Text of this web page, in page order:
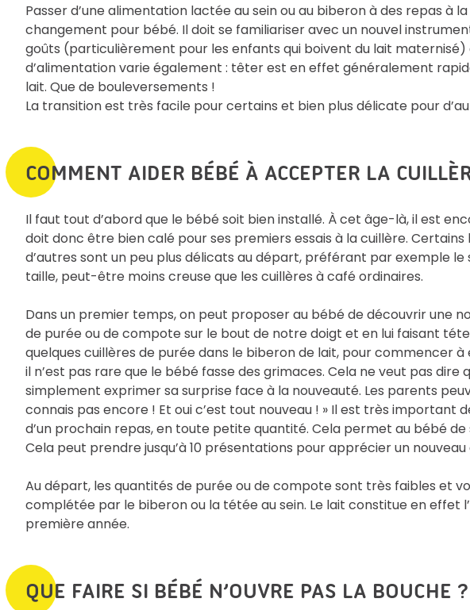
Passer d’une alimentation lactée au sein ou au biberon à des repas à
changement pour bébé. Il doit se familiariser avec un nouvel
goûts (particulièrement pour les enfants qui boivent du lait
d’alimentation varie également : têter est en effet généralement
lait. Que de bouleversements !
La transition est très facile pour certains et bien plus délicate pour
COMMENT AIDER BÉBÉ À ACCEPTER LA
Il faut tout d’abord que le bébé soit bien installé. À cet âge-là, il est
doit donc être bien calé pour ses premiers essais à la cuillère.
d’autres sont un peu plus délicats au départ, préférant par exemple
taille, peut-être moins creuse que les cuillères à café ordinaires.
Dans un premier temps, on peut proposer au bébé de découvrir une
de purée ou de compote sur le bout de notre doigt et en lui faisant
quelques cuillères de purée dans le biberon de lait, pour commencer
il n’est pas rare que le bébé fasse des grimaces. Cela ne veut pas dire
simplement exprimer sa surprise face à la nouveauté. Les parents
connais pas encore ! Et oui c’est tout nouveau ! » Il est très important
d’un prochain repas, en toute petite quantité. Cela permet au bébé
Cela peut prendre jusqu’à 10 présentations pour apprécier un
Au départ, les quantités de purée ou de compote sont très faibles et
complétée par le biberon ou la tétée au sein. Le lait constitue en effet
première année.
QUE FAIRE SI BÉBÉ N’OUVRE PAS LA BOUCHE ?